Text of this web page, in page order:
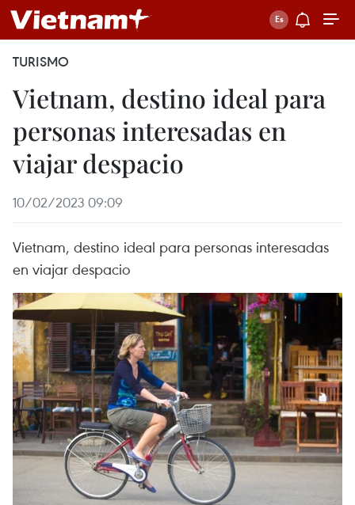
TURISMO
Vietnam, destino ideal para
personas interesadas en
viajar despacio
10/02/2023 09:09
Vietnam, destino ideal para personas interesadas
en viajar despacio